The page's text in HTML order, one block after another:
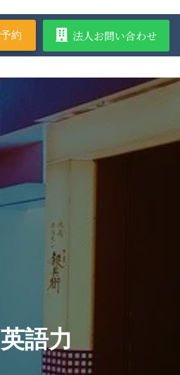
約 法人お問い合わせ
語力